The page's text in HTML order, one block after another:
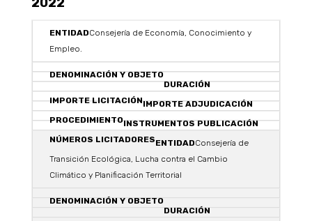
Consejería de Economía, Conocimiento y
Empleo.
Consejería de
Transición Ecológica, Lucha contra el Cambio
Climático y Planificación Territorial